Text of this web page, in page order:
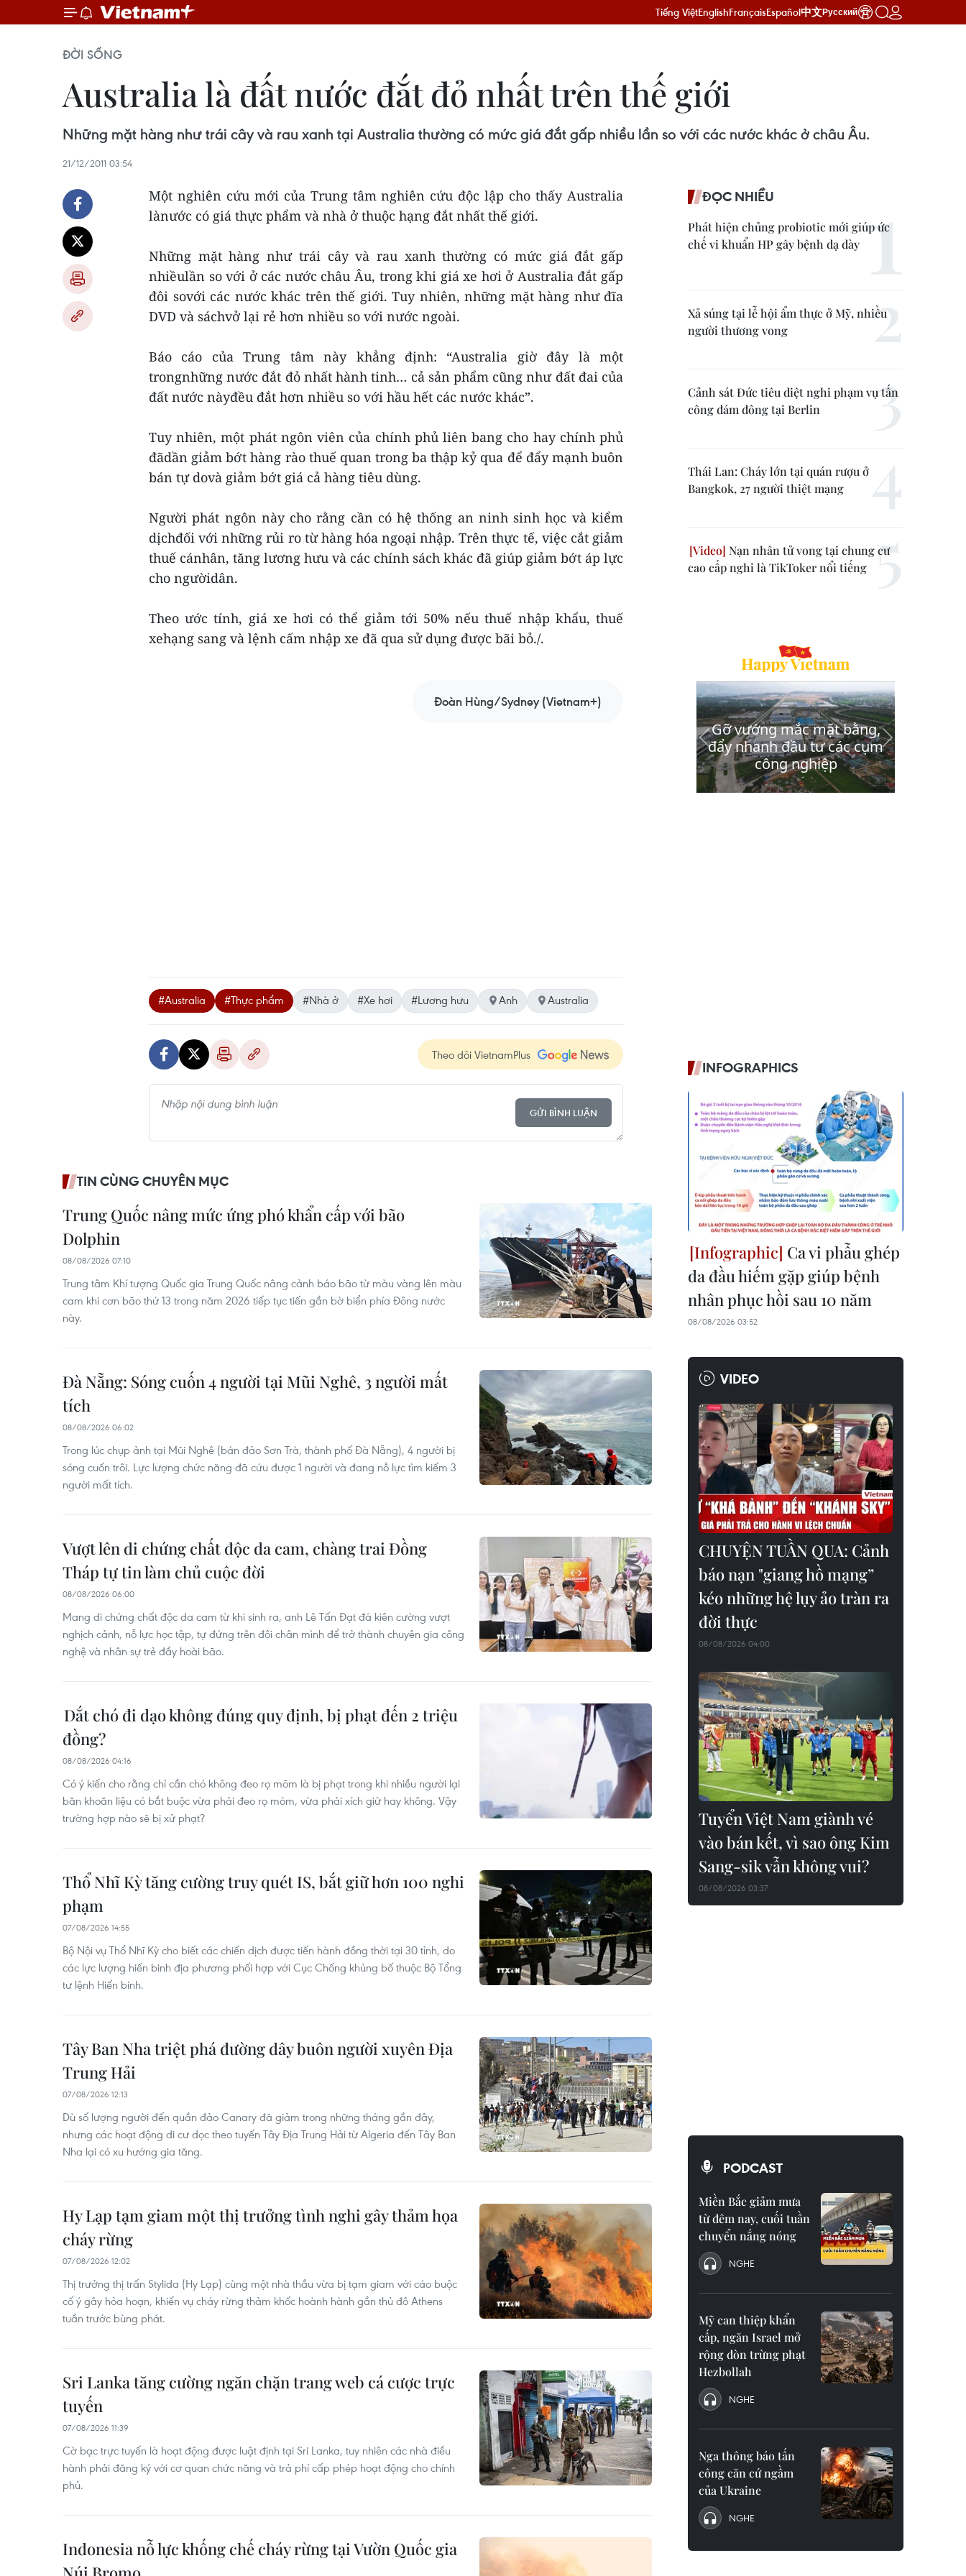
Tiếng ViệtEnglishFrançaisEspañol中文Русский
ĐỜI SỐNG
Australia là đất nước đắt đỏ nhất trên thế giới
Những mặt hàng như trái cây và rau xanh tại Australia thường có mức giá đắt gấp nhiều lần so với các nước khác ở châu Âu.
21/12/2011 03:54
Một nghiên cứu mới của Trung tâm nghiên cứu độc lập cho thấy Australia
lànước có giá thực phẩm và nhà ở thuộc hạng đắt nhất thế giới.
Những mặt hàng như trái cây và rau xanh thường có mức giá đắt gấp
nhiềulần so với ở các nước châu Âu, trong khi giá xe hơi ở Australia đắt gấp
đôi sovới các nước khác trên thế giới. Tuy nhiên, những mặt hàng như đĩa
DVD và sáchvở lại rẻ hơn nhiều so với nước ngoài.
Báo cáo của Trung tâm này khẳng định: “Australia giờ đây là một
trongnhững nước đắt đỏ nhất hành tinh… cả sản phẩm cũng như đất đai của
đất nước nàyđều đắt hơn nhiều so với hầu hết các nước khác”.
Tuy nhiên, một phát ngôn viên của chính phủ liên bang cho hay chính phủ
đãdần giảm bớt hàng rào thuế quan trong ba thập kỷ qua để đẩy mạnh buôn
bán tự dovà giảm bớt giá cả hàng tiêu dùng.
Người phát ngôn này cho rằng cần có hệ thống an ninh sinh học và kiểm
dịchđối với những rủi ro từ hàng hóa ngoại nhập. Trên thực tế, việc cắt giảm
thuế cánhân, tăng lương hưu và các chính sách khác đã giúp giảm bớt áp lực
cho ngườidân.
Theo ước tính, giá xe hơi có thể giảm tới 50% nếu thuế nhập khẩu, thuế
xehạng sang và lệnh cấm nhập xe đã qua sử dụng được bãi bỏ./.
Đoàn Hùng/Sydney (Vietnam+)
#Australia #Thực phẩm #Nhà ở #Xe hơi #Lương hưu Anh Australia
Theo dõi VietnamPlus
GỬI BÌNH LUẬN
TIN CÙNG CHUYÊN MỤC
Trung Quốc nâng mức ứng phó khẩn cấp với bão
Dolphin
08/08/2026 07:10
Trung tâm Khí tượng Quốc gia Trung Quốc nâng cảnh báo bão từ màu vàng lên màu
cam khi cơn bão thứ 13 trong năm 2026 tiếp tục tiến gần bờ biển phía Đông nước
này.
Đà Nẵng: Sóng cuốn 4 người tại Mũi Nghê, 3 người mất
tích
08/08/2026 06:02
Trong lúc chụp ảnh tại Mũi Nghê (bán đảo Sơn Trà, thành phố Đà Nẵng), 4 người bị
sóng cuốn trôi. Lực lượng chức năng đã cứu được 1 người và đang nỗ lực tìm kiếm 3
người mất tích.
Vượt lên di chứng chất độc da cam, chàng trai Đồng
Tháp tự tin làm chủ cuộc đời
08/08/2026 06:00
Mang di chứng chất độc da cam từ khi sinh ra, anh Lê Tấn Đạt đã kiên cường vượt
nghịch cảnh, nỗ lực học tập, tự đứng trên đôi chân mình để trở thành chuyên gia công
nghệ và nhân sự trẻ đầy hoài bão.
Dắt chó đi dạo không đúng quy định, bị phạt đến 2 triệu
đồng?
08/08/2026 04:16
Có ý kiến cho rằng chỉ cần chó không đeo rọ mõm là bị phạt trong khi nhiều người lại
băn khoăn liệu có bắt buộc vừa phải đeo rọ mõm, vừa phải xích giữ hay không. Vậy
trường hợp nào sẽ bị xử phạt?
Thổ Nhĩ Kỳ tăng cường truy quét IS, bắt giữ hơn 100 nghi
phạm
07/08/2026 14:55
Bộ Nội vụ Thổ Nhĩ Kỳ cho biết các chiến dịch được tiến hành đồng thời tại 30 tỉnh, do
các lực lượng hiến binh địa phương phối hợp với Cục Chống khủng bố thuộc Bộ Tổng
tư lệnh Hiến binh.
Tây Ban Nha triệt phá đường dây buôn người xuyên Địa
Trung Hải
07/08/2026 12:13
Dù số lượng người đến quần đảo Canary đã giảm trong những tháng gần đây,
nhưng các hoạt động di cư dọc theo tuyến Tây Địa Trung Hải từ Algeria đến Tây Ban
Nha lại có xu hướng gia tăng.
Hy Lạp tạm giam một thị trưởng tình nghi gây thảm họa
cháy rừng
07/08/2026 12:02
Thị trưởng thị trấn Stylida (Hy Lạp) cùng một nhà thầu vừa bị tạm giam với cáo buộc
cố ý gây hỏa hoạn, khiến vụ cháy rừng thảm khốc hoành hành gần thủ đô Athens
tuần trước bùng phát.
Sri Lanka tăng cường ngăn chặn trang web cá cược trực
tuyến
07/08/2026 11:39
Cờ bạc trực tuyến là hoạt động được luật định tại Sri Lanka, tuy nhiên các nhà điều
hành phải đăng ký với cơ quan chức năng và trả phí cấp phép hoạt động cho chính
phủ.
Indonesia nỗ lực khống chế cháy rừng tại Vườn Quốc gia
ĐỌC NHIỀU
Phát hiện chủng probiotic mới giúp ức
chế vi khuẩn HP gây bệnh dạ dày
Xả súng tại lễ hội ẩm thực ở Mỹ, nhiều
người thương vong
Cảnh sát Đức tiêu diệt nghi phạm vụ tấn
công đám đông tại Berlin
Thái Lan: Cháy lớn tại quán rượu ở
Bangkok, 27 người thiệt mạng
Nạn nhân tử vong tại chung cư
cao cấp nghi là TikToker nổi tiếng
INFOGRAPHICS
Ca vi phẫu ghép
da đầu hiếm gặp giúp bệnh
nhân phục hồi sau 10 năm
08/08/2026 03:52
VIDEO
CHUYỆN TUẦN QUA: Cảnh
báo nạn "giang hồ mạng”
kéo những hệ lụy ảo tràn ra
đời thực
08/08/2026 04:00
Tuyển Việt Nam giành vé
vào bán kết, vì sao ông Kim
Sang-sik vẫn không vui?
08/08/2026 03:37
PODCAST
Miền Bắc giảm mưa
từ đêm nay, cuối tuần
chuyển nắng nóng
NGHE
Mỹ can thiệp khẩn
cấp, ngăn Israel mở
rộng đòn trừng phạt
Hezbollah
NGHE
Nga thông báo tấn
công căn cứ ngầm
của Ukraine
NGHE